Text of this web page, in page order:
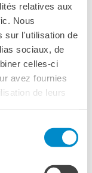
relatives aux
Nous
sur l'utilisation de
sociaux, de
celles-ci
avez fournies
de leurs
al dialogo con la
e costruendo
con coreografi e
di Rovereto